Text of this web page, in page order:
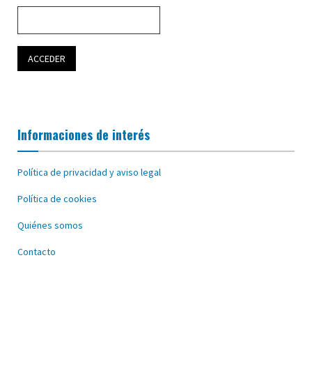
Informaciones de interés
Política de privacidad y aviso legal
Política de cookies
Quiénes somos
Contacto